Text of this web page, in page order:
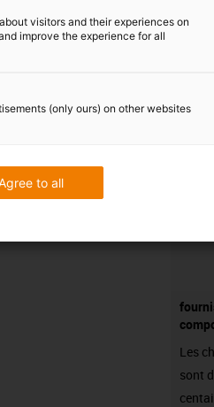
Les
sont
visitors and their experiences on
improve the experience for all
(only ours) on other websites
to all